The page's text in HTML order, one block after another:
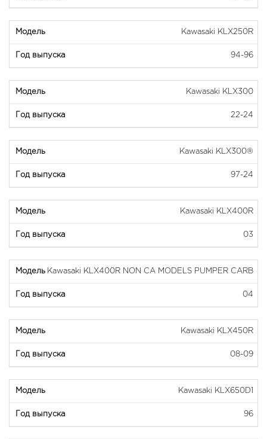
Kawasaki KLX250R
94-96
Kawasaki KLX300
22-24
Kawasaki KLX300®
97-24
Kawasaki KLX400R
03
Kawasaki KLX400R NON CA MODELS PUMPER CARB
04
Kawasaki KLX450R
08-09
Kawasaki KLX650D1
96